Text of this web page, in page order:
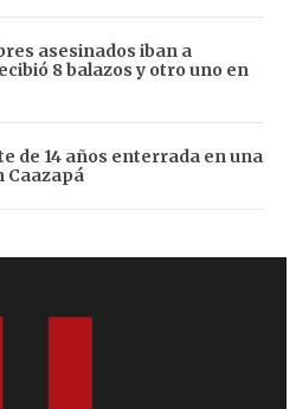
asesinados iban a
8 balazos y otro uno en
de 14 años enterrada en una
Caazapá